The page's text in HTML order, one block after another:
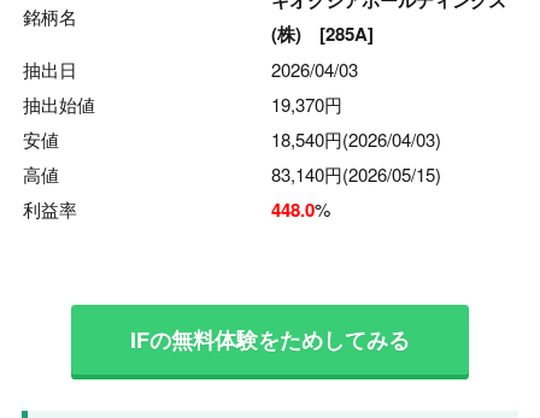
銘柄名
(株) [285A]
抽出日
2026/04/03
抽出始値
19,370円
安値
18,540円(2026/04/03)
高値
83,140円(2026/05/15)
利益率
448.0%
IFの無料体験をためしてみる